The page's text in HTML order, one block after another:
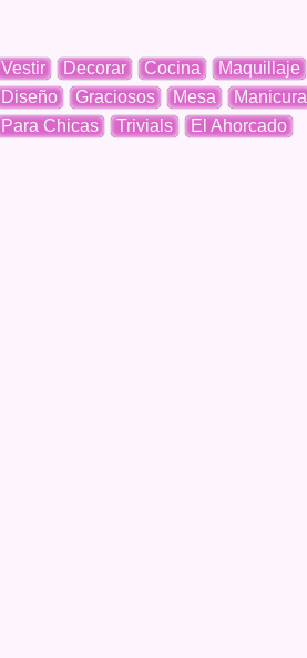
Vestir Decorar Cocina Maquillaje
Diseño
Graciosos Mesa Manicura
Para Chicas
Trivials El Ahorcado